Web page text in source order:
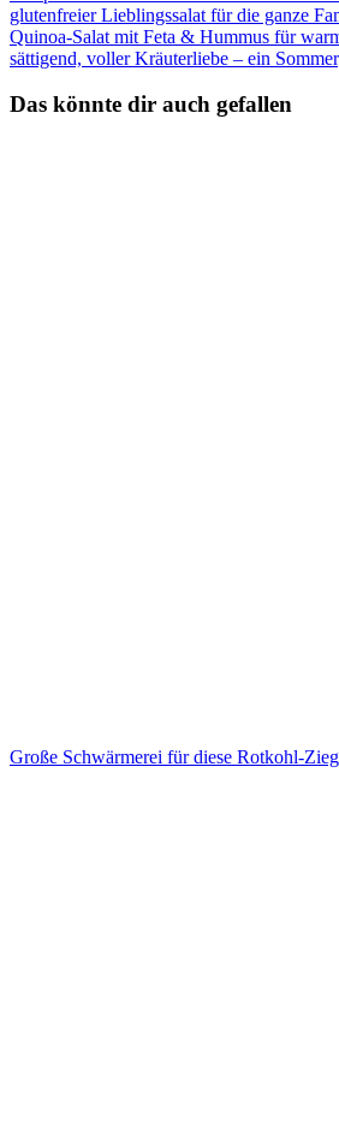
glutenfreier Lieblingssalat für die ganze
Quinoa-Salat mit Feta & Hummus für
sättigend, voller Kräuterliebe – ein
Das könnte dir auch gefallen
Große Schwärmerei für diese Rotkohl-